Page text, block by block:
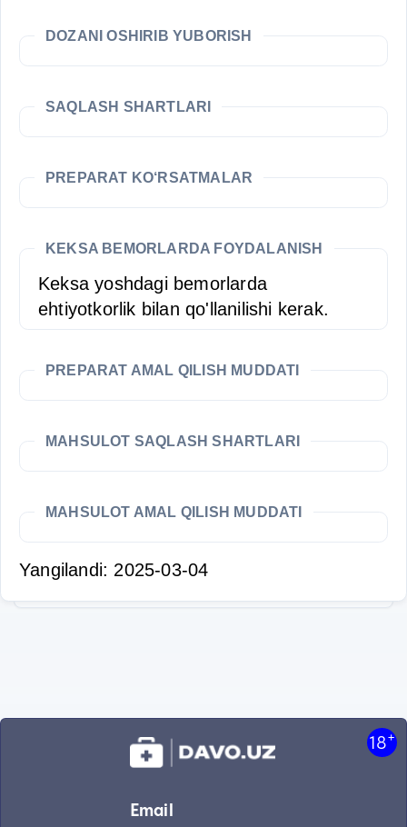
DOZANI OSHIRIB YUBORISH
SAQLASH SHARTLARI
PREPARAT KO‘RSATMALAR
KEKSA BEMORLARDA FOYDALANISH
Keksa yoshdagi bemorlarda
ehtiyotkorlik bilan qo'llanilishi kerak.
PREPARAT AMAL QILISH MUDDATI
MAHSULOT SAQLASH SHARTLARI
MAHSULOT AMAL QILISH MUDDATI
Yangilandi: 2025-03-04
18+
Email